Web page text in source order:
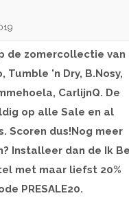
de zomercollectie van
Tumble 'n Dry, B.Nosy,
CarlijnQ. De
op alle Sale en al
Scoren dus!Nog meer
Installeer dan de Ik
met maar liefst 20%
PRESALE20.